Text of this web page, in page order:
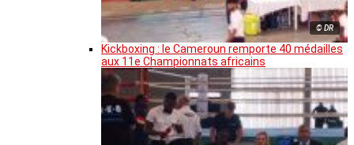
© DR
Kickboxing : le Cameroun remporte 40 médailles
aux 11e Championnats africains